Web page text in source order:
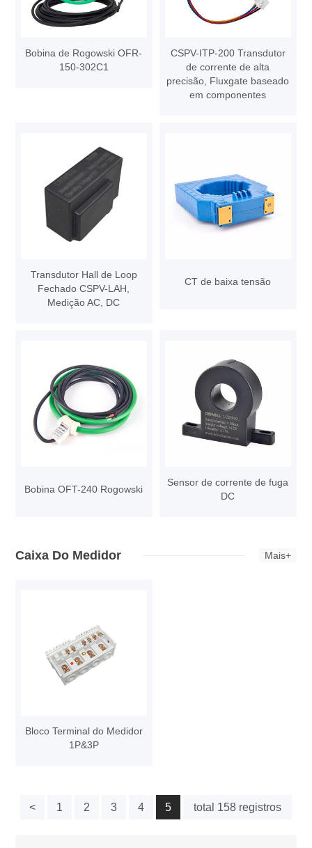
Bobina de Rogowski OFR-
150-302C1
CSPV-ITP-200 Transdutor
de corrente de alta
precisão, Fluxgate baseado
em componentes
Transdutor Hall de Loop
Fechado CSPV-LAH,
Medição AC, DC
CT de baixa tensão
Bobina OFT-240 Rogowski
Sensor de corrente de fuga
DC
Caixa Do Medidor Mais+
Bloco Terminal do Medidor
1P&3P
< 1 2 3 4 5 total 158 registros